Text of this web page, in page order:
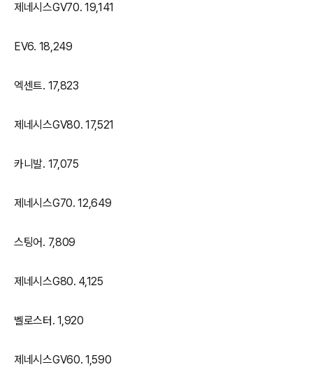
제네시스GV70. 19,141
EV6. 18,249
엑센트. 17,823
제네시스GV80. 17,521
카니발. 17,075
제네시스G70. 12,649
스팅어. 7,809
제네시스G80. 4,125
벨로스터. 1,920
제네시스GV60. 1,590